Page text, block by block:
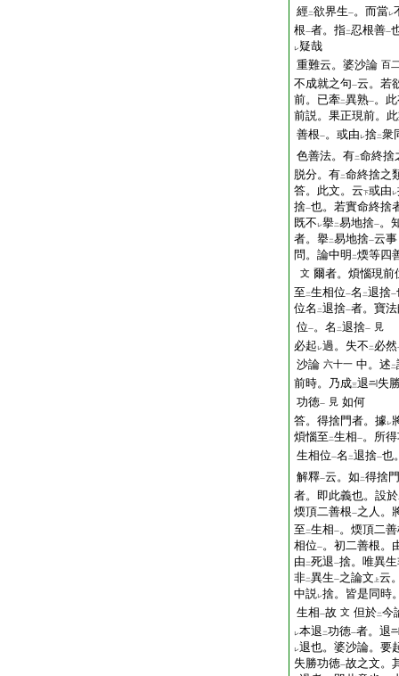
經二欲界生一。而當レ
根一者。指二忍根善一
レ疑哉
重難云。婆沙論 百
不成就之句一云。若
前。已牽二異熟一。
前説。果正現前。
善根一。或由 レ捨二衆
色善法。有二命終捨
脱分。有二命終捨之
答。此文。云下或由 レ
捨一也。若實命終捨
既不 レ擧二易地捨一。
者。擧二易地捨一云事
問。論中明 二煗等四
文 爾者。煩惱現前
至 二生相位一名 二退捨一
位名 二退捨一者。寶
位一。名 二退捨一 見
必起 レ過。失不 二 必然
沙論 六十一 中。述 二
前時。乃成三退
失
功徳一 見 如何
答。得捨門者。據レ
煩惱至 二生相一。所
生相位一名 二退捨一也
解釋一云。如 二得捨
者。即此義也。設於
煗頂二善根一之人。
至 二生相一。煗頂二
相位一。初二善根。
由 二死退一捨。唯異
非二異生一之論文 上云
中説レ捨。皆是同時
生相一故 文 但於二今
レ本退 二功徳一者。退
レ退也。婆沙論。要
失勝功徳一故之文。